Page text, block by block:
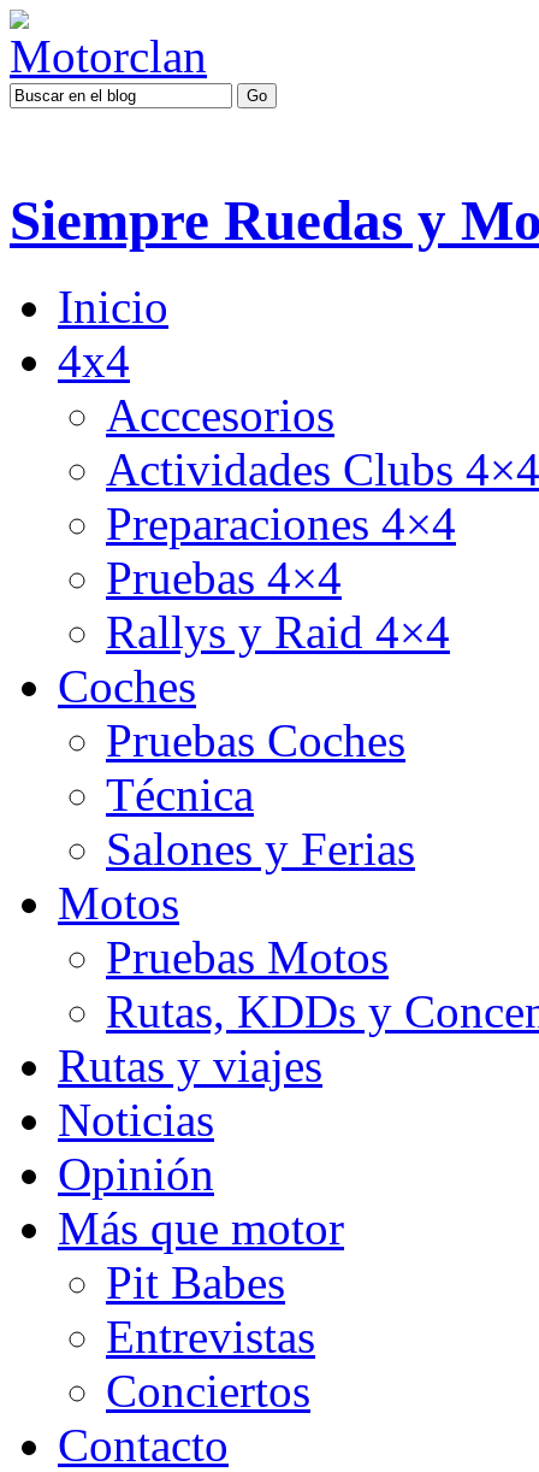
Siempre Ruedas y
Inicio
4x4
Acccesorios
Actividades Clubs 4×4
Preparaciones 4×4
Pruebas 4×4
Rallys y Raid 4×4
Coches
Pruebas Coches
Técnica
Salones y Ferias
Motos
Pruebas Motos
Rutas, KDDs y
Rutas y viajes
Noticias
Opinión
Más que motor
Pit Babes
Entrevistas
Conciertos
Contacto